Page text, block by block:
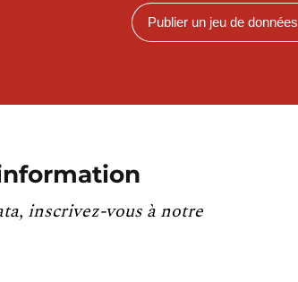
Publier un jeu de données
inscrivez-vous à notre